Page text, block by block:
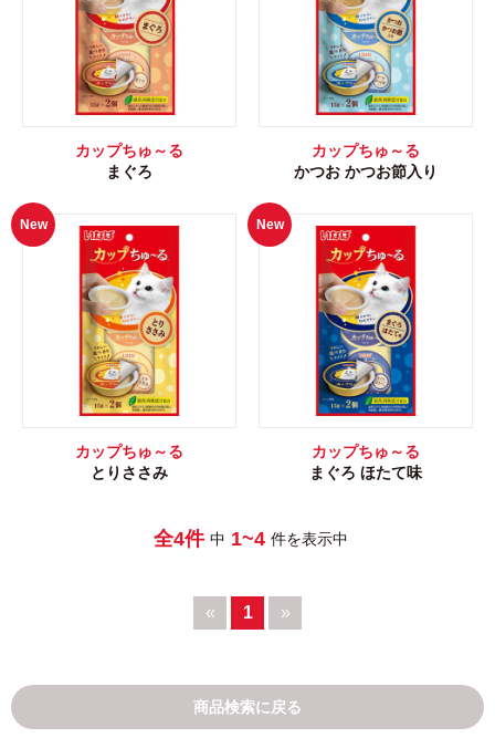
カップちゅ～る
まぐろ
カップちゅ～る
かつお かつお節入り
New
カップちゅ～る
とりささみ
New
カップちゅ～る
まぐろ ほたて味
全4件 中 1~4 件を表示中
« 1 »
商品検索に戻る